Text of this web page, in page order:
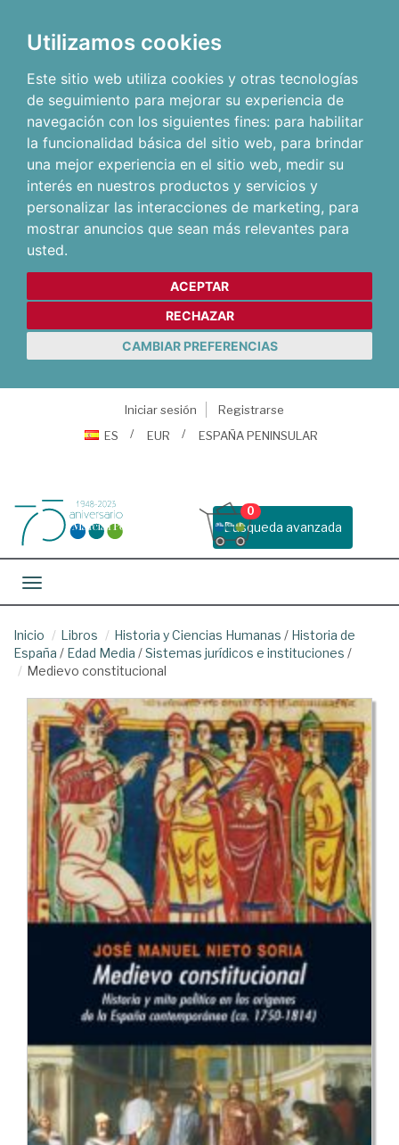
Utilizamos cookies
Este sitio web utiliza cookies y otras tecnologías
de seguimiento para mejorar su experiencia de
navegación con los siguientes fines: para habilitar
la funcionalidad básica del sitio web, para brindar
una mejor experiencia en el sitio web, medir su
interés en nuestros productos y servicios y
personalizar las interacciones de marketing, para
mostrar anuncios que sean más relevantes para
usted.
ACEPTAR
RECHAZAR
CAMBIAR PREFERENCIAS
Iniciar sesión
Registrarse
ES
EUR ESPAÑA PENINSULAR
Busqueda avanzada
0
Toggle navigation
Inicio Libros Historia y Ciencias Humanas / Historia de
España / Edad Media /Sistemas jurídicos e instituciones /
Medievo constitucional